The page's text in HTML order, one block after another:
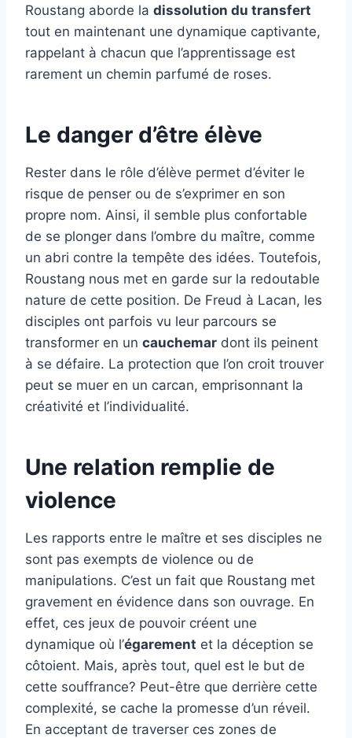
Roustang aborde la dissolution du transfert
tout en maintenant une dynamique captivante,
rappelant à chacun que l’apprentissage est
rarement un chemin parfumé de roses.
Le danger d’être élève
Rester dans le rôle d’élève permet d’éviter le
risque de penser ou de s’exprimer en son
propre nom. Ainsi, il semble plus confortable
de se plonger dans l’ombre du maître, comme
un abri contre la tempête des idées. Toutefois,
Roustang nous met en garde sur la redoutable
nature de cette position. De Freud à Lacan, les
disciples ont parfois vu leur parcours se
transformer en un cauchemar dont ils peinent
à se défaire. La protection que l’on croit trouver
peut se muer en un carcan, emprisonnant la
créativité et l’individualité.
Une relation remplie de
violence
Les rapports entre le maître et ses disciples ne
sont pas exempts de violence ou de
manipulations. C’est un fait que Roustang met
gravement en évidence dans son ouvrage. En
effet, ces jeux de pouvoir créent une
dynamique où l’égarement et la déception se
côtoient. Mais, après tout, quel est le but de
cette souffrance? Peut-être que derrière cette
complexité, se cache la promesse d’un réveil.
En acceptant de traverser ces zones de